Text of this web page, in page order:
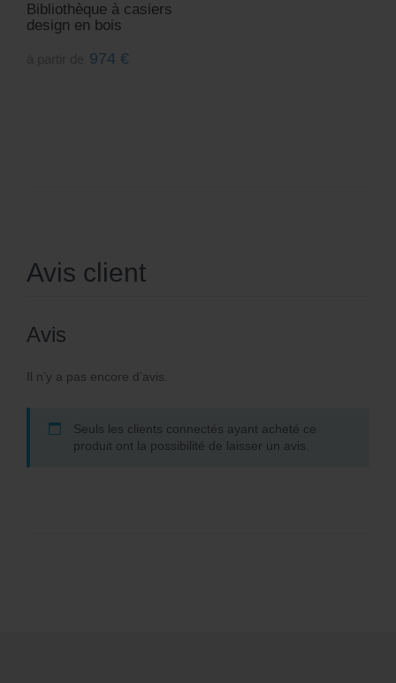
Bibliothèque à casiers
design en bois
974 €
Avis client
Avis
Il n’y a pas encore d’avis.
Seuls les clients connectés ayant acheté ce
produit ont la possibilité de laisser un avis.